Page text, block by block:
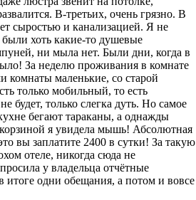
В-третьих, очень грязно. В
сыростью и канализацией. Я не
хоть какие-то душевые
ни мыла нет. Были дни, когда в
За неделю проживания в комнате
комнаты маленькие, со старой
только мобильный, то есть
будет, только слегка дуть. Но самое
бегают тараканы, а однажды
я увидела мышь! Абсолютная
вы заплатите 2400 в сутки! За такую
отеле, никогда сюда не
у владельца отчётные
итоге одни обещания, а потом и вовсе